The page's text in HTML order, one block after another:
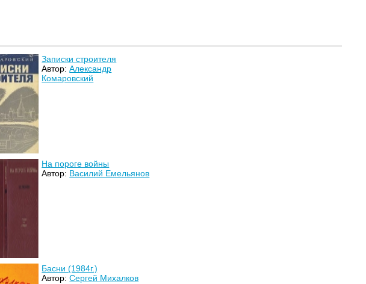
Записки строителя
Автор:Александр
Комаровский
На пороге войны
Автор: Василий Емельянов
Басни (1984г.)
Автор:Сергей Михалков